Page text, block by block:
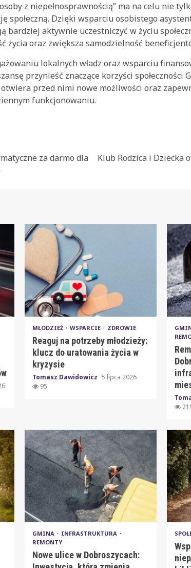
z niepełnosprawnością” ma na celu nie
społeczną. Dzięki wsparciu osobistego
bardziej aktywnie uczestniczyć w życiu
życia oraz zwiększa samodzielność
lokalnych władz oraz wsparciu
przynieść znaczące korzyści społeczności
przed nimi nowe możliwości oraz
funkcjonowaniu.
za darmo dla
Klub Rodzica i Dziecka
MŁODZIEŻ WSPARCIE ZDROWIE
Reaguj na potrzeby młodzieży:
klucz do uratowania życia w
kryzysie
Tomasz Dawidowicz 5 lipca 2026
95
GMINA
INFRASTRUKTURA
REMONTY
Nowe ulice w Dobroszycach: